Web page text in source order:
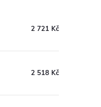
2 721 Kč
2 518 Kč